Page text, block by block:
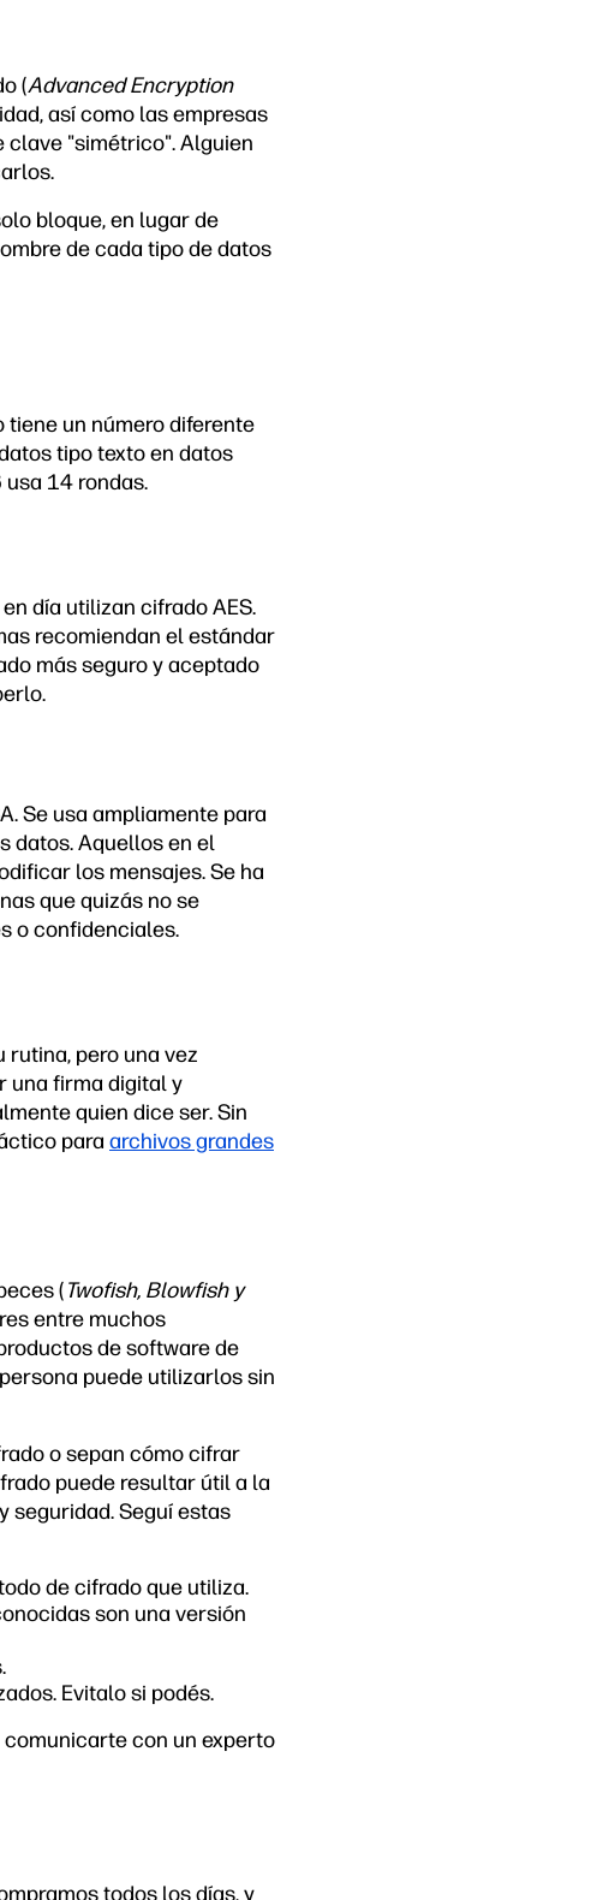
(Advanced Encryption
así como las empresas
clave "simétrico". Alguien
bloque, en lugar de
de cada tipo de datos
un número diferente
tipo texto en datos
14 rondas.
día utilizan cifrado AES.
recomiendan el estándar
más seguro y aceptado
Se usa ampliamente para
datos. Aquellos en el
los mensajes. Se ha
que quizás no se
o confidenciales.
rutina, pero una vez
una firma digital y
quien dice ser. Sin
para archivos grandes
(Twofish, Blowfish y
entre muchos
de software de
puede utilizarlos sin
o sepan cómo cifrar
puede resultar útil a la
seguridad. Seguí estas
de cifrado que utiliza.
son una versión
Evitalo si podés.
comunicarte con un experto
todos los días, y